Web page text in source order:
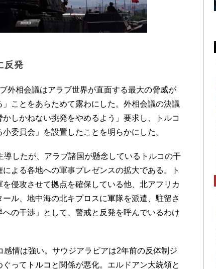
反発
外相会議はアラブ世界が直面する最大の脅威が
」ことをあらためて露わにした。外相会議の決議
しかねない挑発をやめるよう」要求し、トルコ
委員会」を設置したことを明らかにした。
したが、アラブ諸国が懸念しているトルコの干
よる各地への軍事プレゼンスの拡大である。ト
侵攻させて拠点を確保している他、北アフリカ
ル、地中海の北キプロスに軍隊を派遣、駐留さ
の干渉」として、警戒と反発を呼んでいるわけ
情は強い。サウジアラビアは2年前の反体制ジ
ってトルコと関係が悪化。エルドアン大統領と